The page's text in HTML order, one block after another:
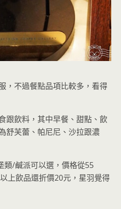
，不過餐點品項比較多，看得
跟飲料，其中早餐、甜點、飲
舒芙蕾、帕尼尼、沙拉跟濃
/鹹派可以選，價格從55
上飲品還折價20元 ，星羽覺得